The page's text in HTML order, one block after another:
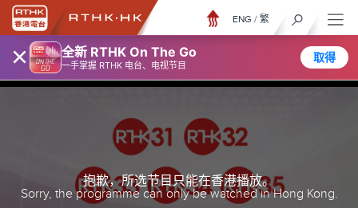
× 全新 RTHK On The Go
一手掌握 RTHK 电台、电视节目
取得
ENG / 繁
抱歉，所选节目只能在香港播放。
Sorry, the programme can only be watched in Hong Kong.